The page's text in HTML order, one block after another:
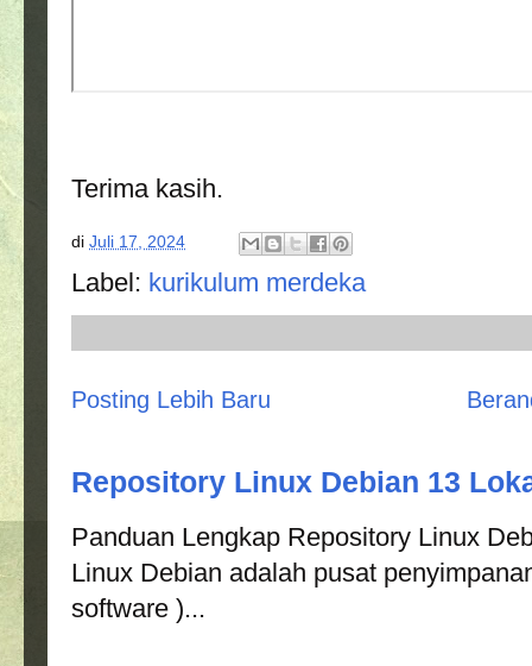
Terima kasih.
di Juli 17, 2024
Label: kurikulum merdeka
Posting Lebih Baru
Repository Linux Debian 13
Panduan Lengkap Repository Linux
Linux Debian adalah pusat
software )...